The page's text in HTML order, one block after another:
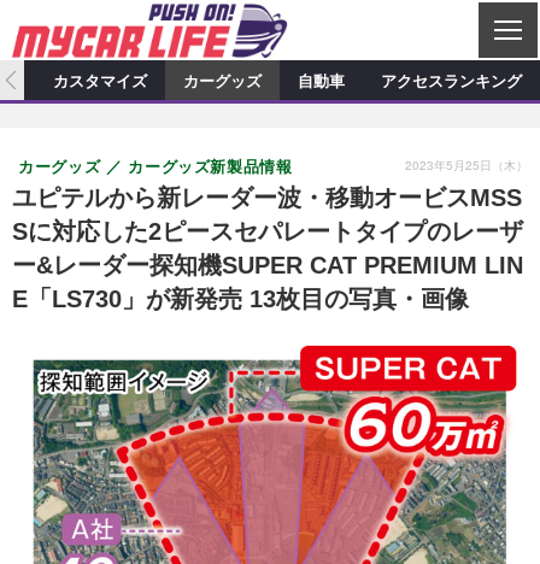
C
L
S
カーオーディオ
プロショップ検索 ショップ訪問記
カーオーディオニュース デモカー製作記
その他
カスタマイズ特集記事 カスタマイズ新製品情報
カスタマイズニュース
カーグッズ
カーグッズ特集記事 カーグッズ新製品情報
カーグッズニュース
自動車
ニュース 試乗記
アクセスランキング
カスタマイズ カーグッズ 自動車 アクセスランキング
ユピテルから新レーダー波・移動オービスMSS
Sに対応した2ピースセパレートタイプのレーザ
ー&レーダー探知機SUPER CAT PREMIUM LIN
E「LS730」が新発売 13枚目の写真・画像
カーグッズ カーグッズ新製品情報 2023年5月25日（木）